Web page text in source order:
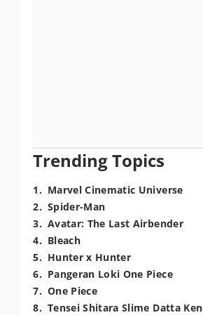
Trending Topics
1. Marvel Cinematic Universe
2. Spider-Man
3. Avatar: The Last Airbender
4. Bleach
5. Hunter x Hunter
6. Pangeran Loki One Piece
7. One Piece
8. Tensei Shitara Slime Datta Ken